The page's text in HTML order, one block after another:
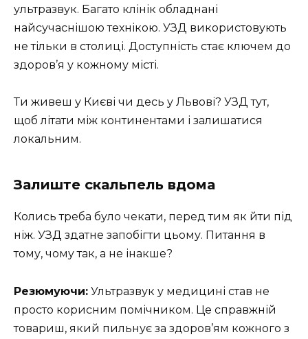
ультразвук. Багато клінік обладнані
найсучаснішою технікою. УЗД використовують
не тільки в столиці. Доступність стає ключем до
здоров’я у кожному місті.
Ти живеш у Києві чи десь у Львові? УЗД тут,
щоб літати між континентами і залишатися
локальним.
Залиште скальпель вдома
Колись треба було чекати, перед тим як йти під
ніж. УЗД здатне запобігти цьому. Питання в
тому, чому так, а не інакше?
Резюмуючи: Ультразвук у медицині став не
просто корисним помічником. Це справжній
товариш, який пильнує за здоров’ям кожного з